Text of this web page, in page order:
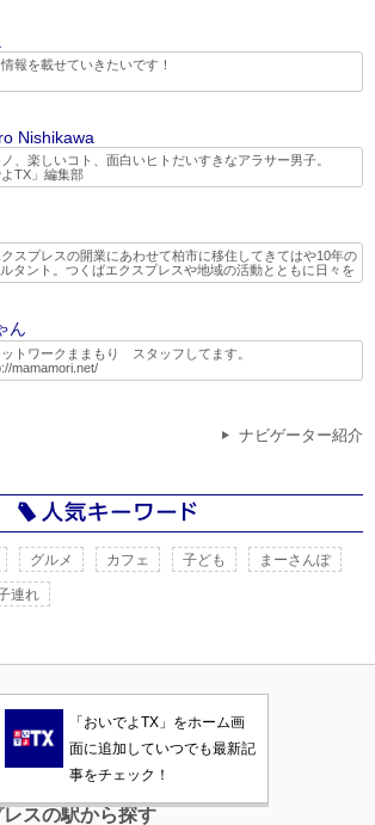
報を載せていきたいです！
Nishikawa
、楽しいコト、面白いヒトだいすきなアラサー男子。
よTX」編集部
スプレスの開業にあわせて柏市に移住してきてはや10年の
タント。つくばエクスプレスや地域の活動とともに日々を
ます。
調べたり、実際に行ったりしてちょっとしたレポートやブ
ています。
ん
トワークままもり スタッフしてます。
mamamori.net/
まもりでは木のおもちゃ広場をはじめ、自然活動等、子供に
体験させてみよう！といった考えで定期的なイベントを開催
ibaraki.jp/interview/vol25.html
ナビゲーター紹介
グルメ カフェ 子ども まーさんぽ
連れ
学ぶ イベント 住む
スの駅から探す